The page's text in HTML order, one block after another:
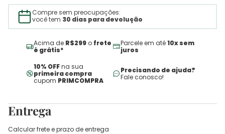
Compre sem preocupações:
você tem 30 dias para devolução
Acima de R$299 o frete
é grátis*
Parcele em até10x sem
juros
10% OFFna sua
primeira compra
cupom PRIMCOMPRA
Precisando de ajuda?
Fale conosco!
Entrega
Calcular frete e prazo de entrega